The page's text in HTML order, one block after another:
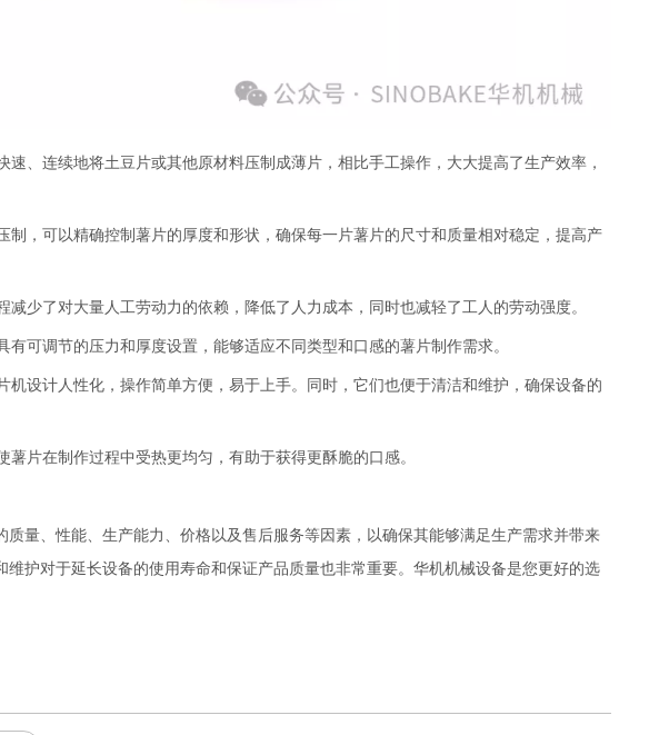
速、连续地将土豆片或其他原材料压制成薄片，相比手工操作，大大提高了生产效率，
制，可以精确控制薯片的厚度和形状，确保每一片薯片的尺寸和质量相对稳定，提高产
少了对大量人工劳动力的依赖，降低了人力成本，同时也减轻了工人的劳动强度。
可调节的压力和厚度设置，能够适应不同类型和口感的薯片制作需求。
机设计人性化，操作简单方便，易于上手。同时，它们也便于清洁和维护，确保设备的
片在制作过程中受热更均匀，有助于获得更酥脆的口感。
量、性能、生产能力、价格以及售后服务等因素，以确保其能够满足生产需求并带来
维护对于延长设备的使用寿命和保证产品质量也非常重要。华机机械设备是您更好的选